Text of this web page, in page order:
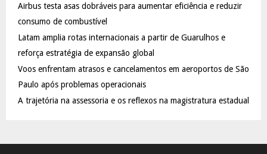
r
:
R
Airbus testa asas dobráveis para aumentar eficiência e reduzir
consumo de combustível
Latam amplia rotas internacionais a partir de Guarulhos e
reforça estratégia de expansão global
Voos enfrentam atrasos e cancelamentos em aeroportos de São
Paulo após problemas operacionais
A trajetória na assessoria e os reflexos na magistratura estadual